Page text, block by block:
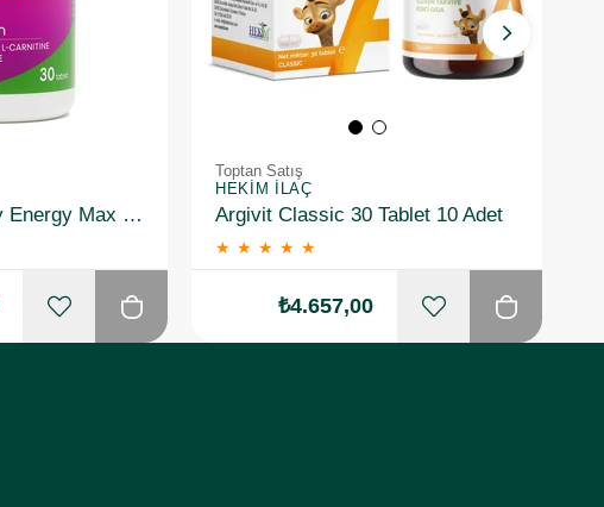
Voonka One&Only Energy Max MultiVitamin 30 Tablet 10 Adet
Toptan Satış
HEKIM İLAÇ
Argivit Classic 30 Tablet 10 Adet
★ ★ ★ ★ ★
₺4.657,00